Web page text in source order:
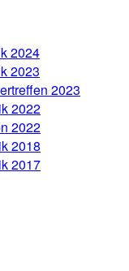
2024
2023
2023
2022
2022
2018
2017